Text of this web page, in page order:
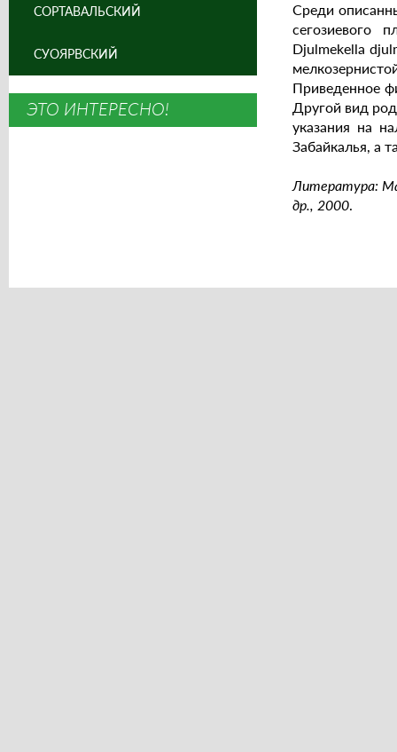
Среди
сегозиевого
Djulmekella
Приведенное
Другой вид
указания на
Забайкалья, а
Литература:
др., 2000.
СОРТАВАЛЬСКИЙ
СУОЯРВСКИЙ
ЭТО ИНТЕРЕСНО!